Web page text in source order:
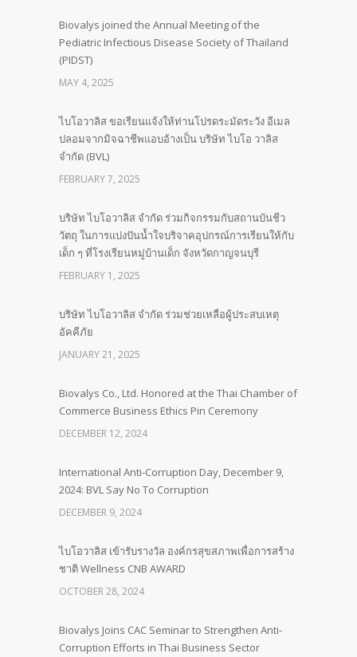
Biovalys joined the Annual Meeting of the
Pediatric Infectious Disease Society of Thailand
(PIDST)
MAY 4, 2025
ไบโอวาลิส ขอเรียนแจ้งให้ท่านโปรดระมัดระวัง อีเมล
ปลอมจากมิจฉาชีพแอบอ้างเป็น บริษัท ไบโอ วาลิส
จำกัด (BVL)
FEBRUARY 7, 2025
บริษัท ไบโอวาลิส จำกัด ร่วมกิจกรรมกับสถานบันชีว
วัตถุ ในการแบ่งปันน้ำใจบริจาคอุปกรณ์การเรียนให้กับ
เด็ก ๆ ที่โรงเรียนหมู่บ้านเด็ก จังหวัดกาญจนบุรี
FEBRUARY 1, 2025
บริษัท ไบโอวาลิส จำกัด ร่วมช่วยเหลือผู้ประสบเหตุ
อัคคีภัย
JANUARY 21, 2025
Biovalys Co., Ltd. Honored at the Thai Chamber of
Commerce Business Ethics Pin Ceremony
DECEMBER 12, 2024
International Anti-Corruption Day, December 9,
2024: BVL Say No To Corruption
DECEMBER 9, 2024
ไบโอวาลิส เข้ารับรางวัล องค์กรสุขสภาพเพื่อการสร้าง
ชาติ Wellness CNB AWARD
OCTOBER 28, 2024
Biovalys Joins CAC Seminar to Strengthen Anti-
Corruption Efforts in Thai Business Sector